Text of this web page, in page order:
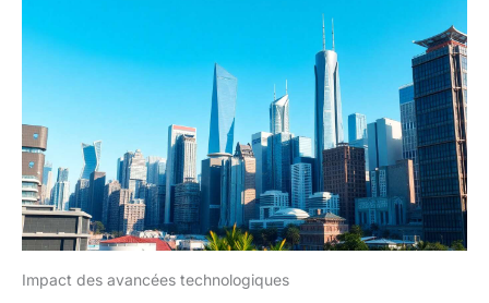
Impact des avancées technologiques